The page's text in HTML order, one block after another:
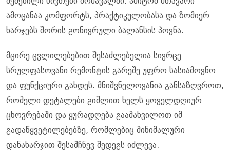
ამოცანაა კომფორტს, პრაქტიკულობასა და ზომიერ
ხარჯებს შორის გონივრული ბალანსის პოვნა.
მცირე ცვლილებებით შესაძლებელია სივრცე
სრულფასოვანი რემონტის გარეშე უფრო სასიამოვნო
და ფუნქციური გახდეს. მნიშვნელოვანია განსაზღვროთ,
რომელი დეტალები გიშლით ხელს ყოველდღიურ
ცხოვრებაში და ყურადღება გაამახვილოთ იმ
გადაწყვეტილებებზე, რომლებიც მინიმალური
დანახარჯით შესამჩნევ შედეგს იძლევა.